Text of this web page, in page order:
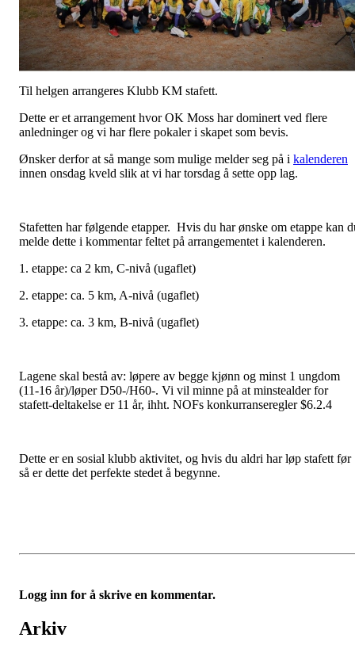
Til helgen arrangeres Klubb KM stafett.
Dette er et arrangement hvor OK Moss har dominert ved flere
anledninger og vi har flere pokaler i skapet som bevis.
Ønsker derfor at så mange som mulige melder seg på i kalenderen
innen onsdag kveld slik at vi har torsdag å sette opp lag.
Stafetten har følgende etapper. Hvis du har ønske om etappe kan
melde dette i kommentar feltet på arrangementet i kalenderen.
1. etappe: ca 2 km, C-nivå (ugaflet)
2. etappe: ca. 5 km, A-nivå (ugaflet)
3. etappe: ca. 3 km, B-nivå (ugaflet)
Lagene skal bestå av: løpere av begge kjønn og minst 1 ungdom
(11-16 år)/løper D50-/H60-. Vi vil minne på at minstealder for
stafett-deltakelse er 11 år, ihht. NOFs konkurranseregler $6.2.4
Dette er en sosial klubb aktivitet, og hvis du aldri har løp stafett før
så er dette det perfekte stedet å begynne.
Logg inn for å skrive en kommentar.
Arkiv